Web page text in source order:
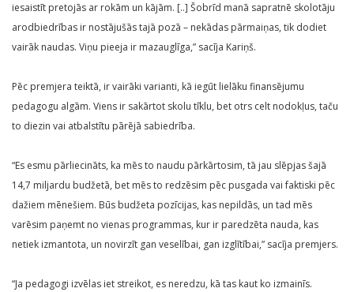
iesaistīt pretojās ar rokām un kājām. [..] Šobrīd manā sapratnē skolotāju
arodbiedrības ir nostājušās tajā pozā – nekādas pārmaiņas, tik dodiet
vairāk naudas. Viņu pieeja ir mazauglīga,” sacīja Kariņš.
Pēc premjera teiktā, ir vairāki varianti, kā iegūt lielāku finansējumu
pedagogu algām. Viens ir sakārtot skolu tīklu, bet otrs celt nodokļus, taču
to diezin vai atbalstītu pārējā sabiedrība.
“Es esmu pārliecināts, ka mēs to naudu pārkārtosim, tā jau slēpjas šajā
14,7 miljardu budžetā, bet mēs to redzēsim pēc pusgada vai faktiski pēc
dažiem mēnešiem. Būs budžeta pozīcijas, kas nepildās, un tad mēs
varēsim paņemt no vienas programmas, kur ir paredzēta nauda, kas
netiek izmantota, un novirzīt gan veselībai, gan izglītībai,” sacīja premjers.
“Ja pedagogi izvēlas iet streikot, es neredzu, kā tas kaut ko izmainīs.